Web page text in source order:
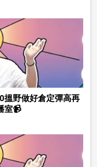
搵野做好倉定彈高再
室📹